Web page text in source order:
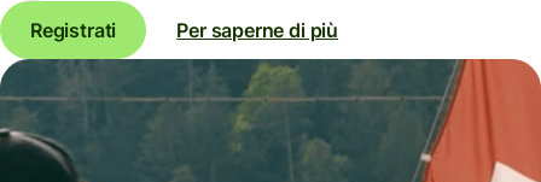
Registrati Per saperne di più